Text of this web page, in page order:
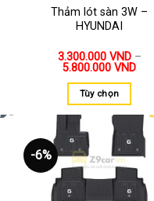
Thảm lót sàn 3W –
HYUNDAI
3.300.000 VND–
5.800.000 VND
Tùy chọn
-6%
Thêm
yêu
thích